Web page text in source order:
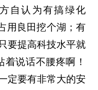
自认为有搞绿化
用良田挖个湖；有
要提高科技水平就
说话不腰疼啊！
定要有非常大的安